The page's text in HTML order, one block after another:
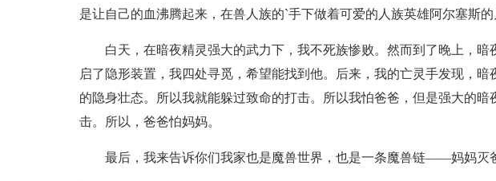
是让自己的血沸腾起来，在兽人族的`手下做着可爱的人族英雄阿尔塞斯
白天，在暗夜精灵强大的武力下，我不死族惨败。然而到了晚上，暗
启了隐形装置，我四处寻觅，希望能找到他。后来，我的亡灵手发现，
的隐身壮态。所以我就能躲过致命的打击。所以我怕爸爸，但是强大的暗
击。所以，爸爸怕妈妈。
最后，我来告诉你们我家也是魔兽世界，也是一条魔兽链——妈妈灭